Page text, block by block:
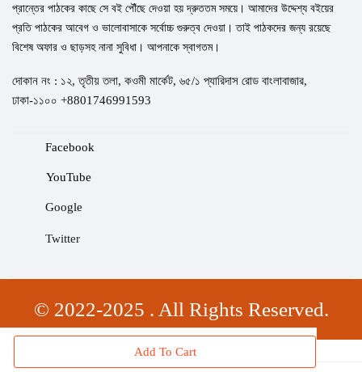
Add To Cart
প্রান্তের পাঠকের কাছে সে বই পৌঁছে দেওয়া হয় দ্রুততম সময়ে। আমাদের উদ্দেশ্য বইয়ের
প্রতি পাঠকের আবেগ ও ভালোবাসাকে সর্বোচ্চ গুরুত্ব দেওয়া। তাই পাঠকদের জন্য রয়েছে
বিশেষ অফার ও ছাড়সহ নানা সুবিধা। আপনাকে স্বাগতম।
দোকান নং : ১২, তৃতীয় তলা, কওমী মার্কেট, ৬৫/১ প্যারিদাস রোড বাংলাবাজার,
ঢাকা-১১০০ +8801746991593
Facebook
YouTube
Google
Twitter
© 2022-2025 . All Rights Reserved.